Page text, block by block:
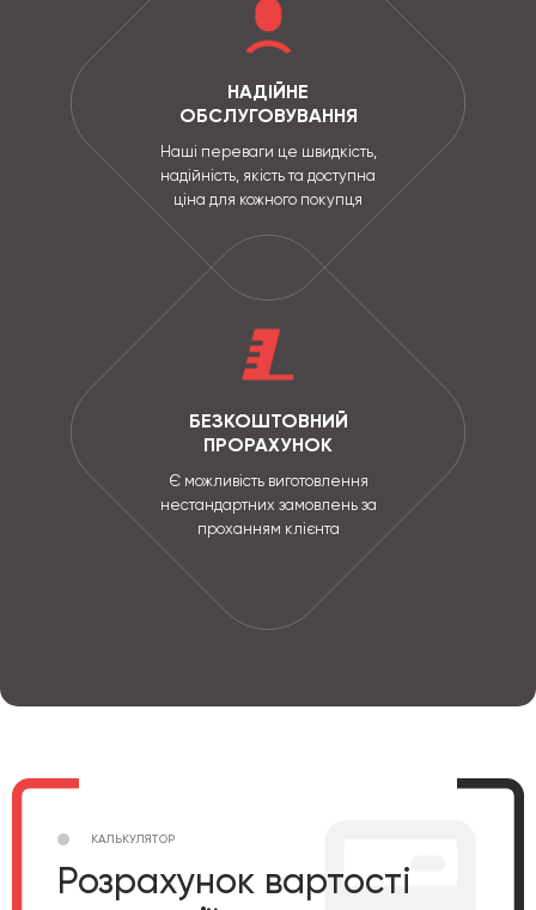
НАДІЙНЕ
ОБСЛУГОВУВАННЯ
Наші переваги це швидкість,
надійність, якість та доступна
ціна для кожного покупця
БЕЗКОШТОВНИЙ
ПРОРАХУНОК
Є можливість виготовлення
нестандартних замовлень за
проханням клієнта
КАЛЬКУЛЯТОР
Розрахунок вартості